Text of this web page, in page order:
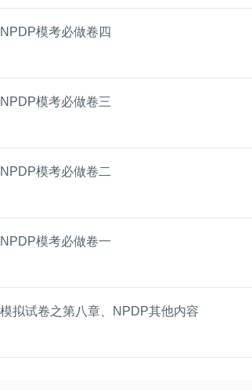
NPDP模考必做卷四
NPDP模考必做卷三
NPDP模考必做卷二
NPDP模考必做卷一
拟试卷之第八章、NPDP其他内容